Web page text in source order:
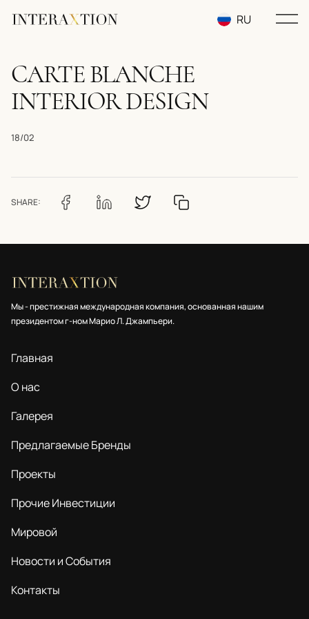
RU
CARTE BLANCHE
INTERIOR DESIGN
18/02
SHARE:
Мы - престижная международная компания, основанная нашим
президентом г-ном Марио Л. Джампьери.
Главная
О нас
Галерея
Предлагаемые Бренды
Проекты
Прочие Инвестиции
Мировой
Новости и События
Контакты